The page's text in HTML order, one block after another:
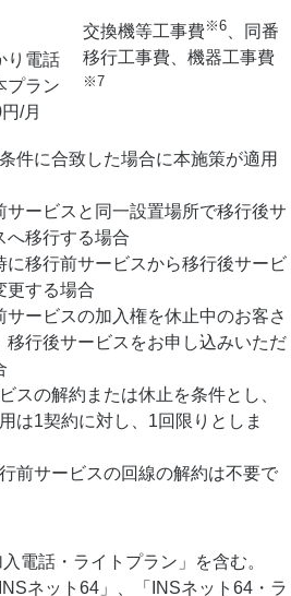
り電話
プラン
/月
交換機等工事費※6 、同番
移行工事費、機器工事費
※7
件に合致した場合に本施策が適用
サービスと同一設置場所で移行後サ
へ移行する場合
に移行前サービスから移行後サービ
更する場合
サービスの加入権を休止中のお客さ
移行後サービスをお申し込みいただ
スの解約または休止を条件とし、
は1契約に対し、1回限りとしま
前サービスの回線の解約は不要で
電話・ライトプラン」を含む。
ネット64」、「INSネット64・ラ